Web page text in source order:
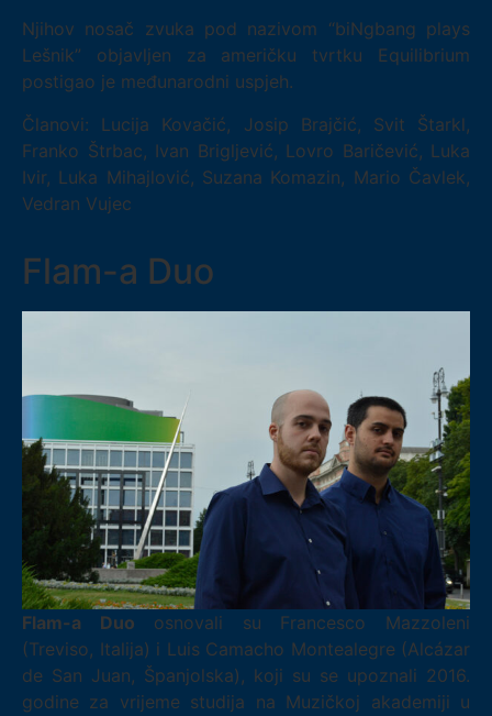
Njihov nosač zvuka pod nazivom “biNgbang plays
Lešnik” objavljen za američku tvrtku Equilibrium
postigao je međunarodni uspjeh.
Članovi: Lucija Kovačić, Josip Brajčić, Svit Štarkl,
Franko Štrbac, Ivan Brigljević, Lovro Baričević, Luka
Ivir, Luka Mihajlović, Suzana Komazin, Mario Čavlek,
Vedran Vujec
Flam-a Duo
Flam-a Duo osnovali su Francesco Mazzoleni
(Treviso, Italija) i Luis Camacho Montealegre (Alcázar
de San Juan, Španjolska), koji su se upoznali 2016.
godine za vrijeme studija na Muzičkoj akademiji u